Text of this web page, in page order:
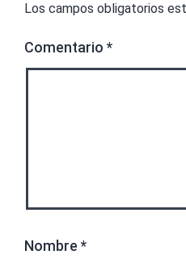
Los campos obligatorios
Comentario *
Nombre *